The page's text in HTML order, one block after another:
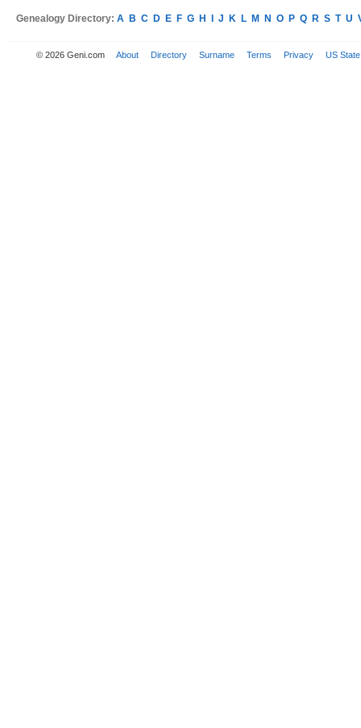
Genealogy Directory: A B C D E F G H J K L M N O P Q R S T U
© 2026 Geni.com About Directory Surname Terms Privacy US